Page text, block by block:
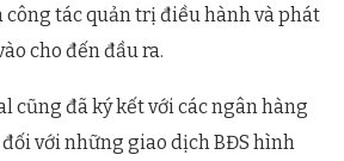
tác quản trị điều hành và phát
cho đến đầu ra.
cũng đã ký kết với các ngân hàng
với những giao dịch BĐS hình